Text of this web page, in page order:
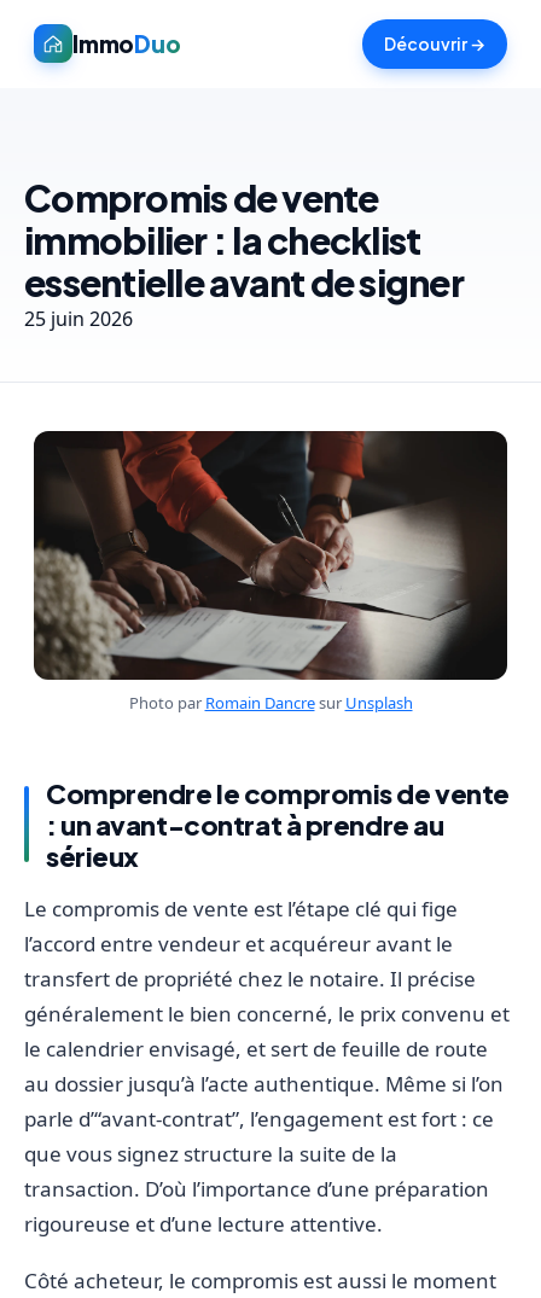
ImmoDuo Découvrir →
Compromis de vente
immobilier : la checklist
essentielle avant de signer
25 juin 2026
Photo par Romain Dancresur Unsplash
Comprendre le compromis de vente
: un avant-contrat à prendre au
sérieux
Le compromis de vente est l’étape clé qui fige
l’accord entre vendeur et acquéreur avant le
transfert de propriété chez le notaire. Il précise
généralement le bien concerné, le prix convenu et
le calendrier envisagé, et sert de feuille de route
au dossier jusqu’à l’acte authentique. Même si l’on
parle d’“avant-contrat”, l’engagement est fort : ce
que vous signez structure la suite de la
transaction. D’où l’importance d’une préparation
rigoureuse et d’une lecture attentive.
Côté acheteur, le compromis est aussi le moment